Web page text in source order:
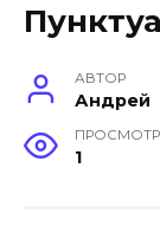
АВТОР
Андрей
1